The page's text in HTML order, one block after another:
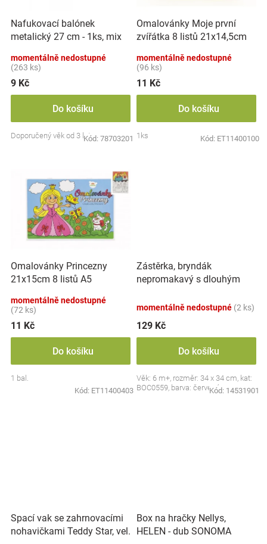
Hračkářství
ůo
d
u
k
ů
Nafukovací balónek
metalický 27 cm - 1ks, mix
momentálně nedostupné
(263 ks)
9 Kč
Do košíku
Doporučený věk od 3 letKód: 78703201
Omalovánky Moje první
zvířátka 8 listů 21x14,5cm
momentálně nedostupné
(96 ks)
11 Kč
Do košíku
1ks Kód: ET11400100
Omalovánky Princezny
21x15cm 8 listů A5
momentálně nedostupné
(72 ks)
11 Kč
Do košíku
1 bal.
Kód: ET11400403
Zástěrka, bryndák
nepromakavý s dlouhým
momentálně nedostupné (2 ks)
129 Kč
Do košíku
Věk: 6 m+, rozměr: 34 x 34 cm, kat:
BOC0559, barva: červená
Kód: 14531901
Spací vak se zahrnovacími
nohavičkami Teddy Star, vel.
Box na hračky Nellys,
HELEN - dub SONOMA